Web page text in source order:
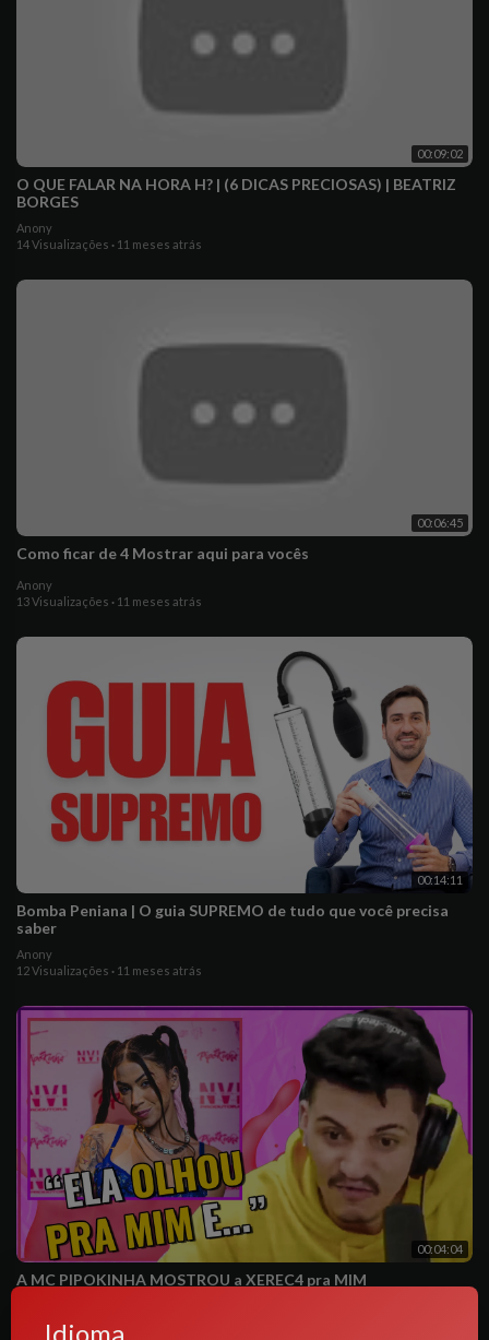
00:09:02
O QUE FALAR NA HORA H? | (6 DICAS PRECIOSAS) | BEATRIZ
BORGES
Anony
14 Visualizações · 11 meses atrás
00:06:45
Como ficar de 4 Mostrar aqui para vocês
Anony
13 Visualizações · 11 meses atrás
00:14:11
Bomba Peniana | O guia SUPREMO de tudo que você precisa
saber
Anony
12 Visualizações · 11 meses atrás
00:04:04
A MC PIPOKINHA MOSTROU a XEREC4 pra MIM
13 Visualizações
11 meses atrás
Idioma